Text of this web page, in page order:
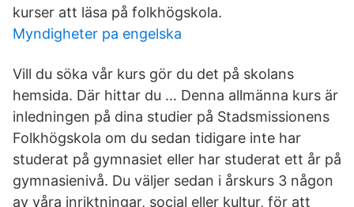
kurser att läsa på folkhögskola.
Myndigheter pa engelska
Vill du söka vår kurs gör du det på skolans
hemsida. Där hittar du … Denna allmänna kurs är
inledningen på dina studier på Stadsmissionens
Folkhögskola om du sedan tidigare inte har
studerat på gymnasiet eller har studerat ett år på
gymnasienivå. Du väljer sedan i årskurs 3 någon
av våra inriktningar, social eller kultur, för att